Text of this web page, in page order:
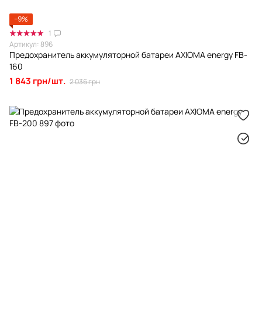
−9%
1
Артикул: 896
Предохранитель аккумуляторной батареи AXIOMA energy FB-
160
1 843 грн/шт. 2 036 грн